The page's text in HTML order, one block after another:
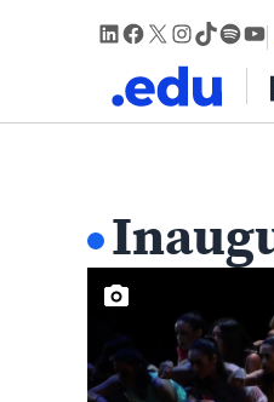
LinkedIn
Facebook
X Instagram
TikTok